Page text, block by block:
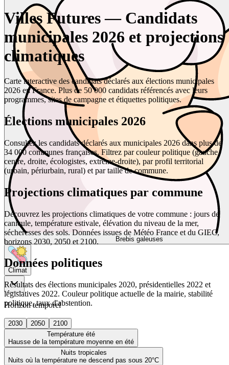
Brebis galeuses
Climat
Horizon temporel
2030 2050
2100
Température été
Hausse de la température moyenne en été
Nuits tropicales
Nuits où la température ne descend pas sous 20°C
Villes Futures — Candidats
municipales 2026 et projections
climatiques
Carte interactive des candidats déclarés aux élections municipales
2026 en France. Plus de 50 000 candidats référencés avec leurs
programmes, sites de campagne et étiquettes politiques.
Élections municipales 2026
Consultez les candidats déclarés aux municipales 2026 dans plus de
34 000 communes françaises. Filtrez par couleur politique (gauche,
centre, droite, écologistes, extrême-droite), par profil territorial
(urbain, périurbain, rural) et par taille de commune.
Projections climatiques par commune
Découvrez les projections climatiques de votre commune : jours de
canicule, température estivale, élévation du niveau de la mer,
sécheresses des sols. Données issues de Météo France et du GIEC,
horizons 2030, 2050 et 2100.
Données politiques
Résultats des élections municipales 2020, présidentielles 2022 et
législatives 2022. Couleur politique actuelle de la mairie, stabilité
politique, taux d'abstention.